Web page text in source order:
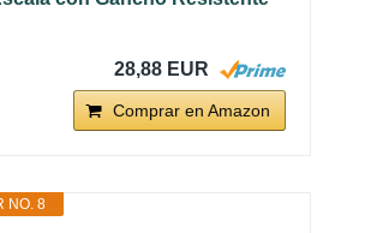
28,88 EUR
Comprar en Amazon
NO. 8